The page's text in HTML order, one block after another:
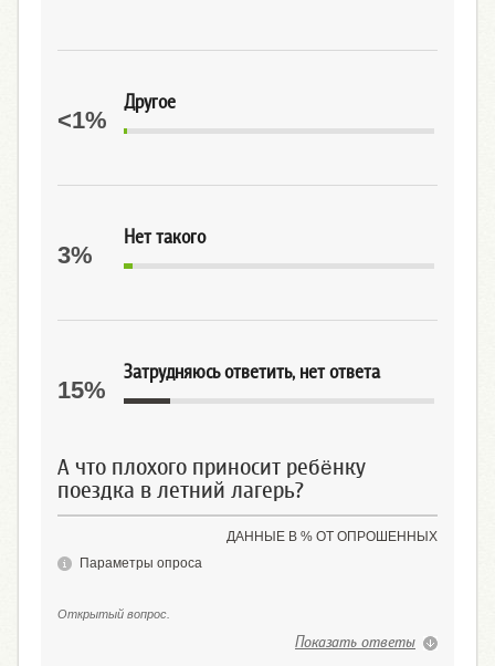
Другое
<1%
Нет такого
3%
Затрудняюсь ответить, нет ответа
15%
А что плохого приносит ребёнку
поездка в летний лагерь?
ДАННЫЕ В % ОТ ОПРОШЕННЫХ
Параметры опроса
Открытый вопрос.
Показать ответы